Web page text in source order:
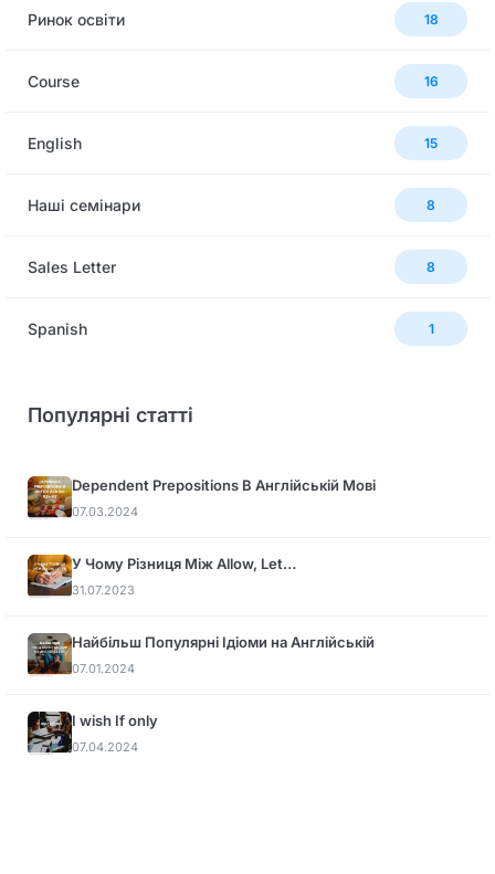
Ринок освіти 18
Сourse 16
English 15
Наші семінари 8
Sales Letter 8
Spanish 1
Популярні статті
Dependent Prepositions В Англійській Мові
07.03.2024
У Чому Різниця Між Allow, Let…
31.07.2023
Найбільш Популярні Ідіоми на Англійській
07.01.2024
I wish If only
07.04.2024